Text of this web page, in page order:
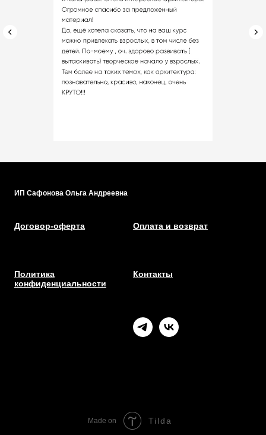
ИП Сафонова Ольга Андреевна
Договор-оферта Оплата и возврат
Политика
конфиденциальности
Контакты
Made on Tilda